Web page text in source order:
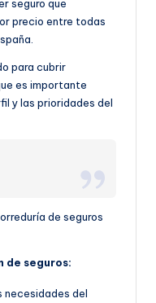
seguro que
precio entre todas
para cubrir
es importante
y las prioridades del
de seguros
de seguros:
necesidades del